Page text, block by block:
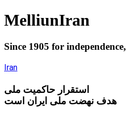
MelliunIran
Since 1905 for independence,
Iran
استقرار حاکميت ملی
هدف نهضت ملی ایران است